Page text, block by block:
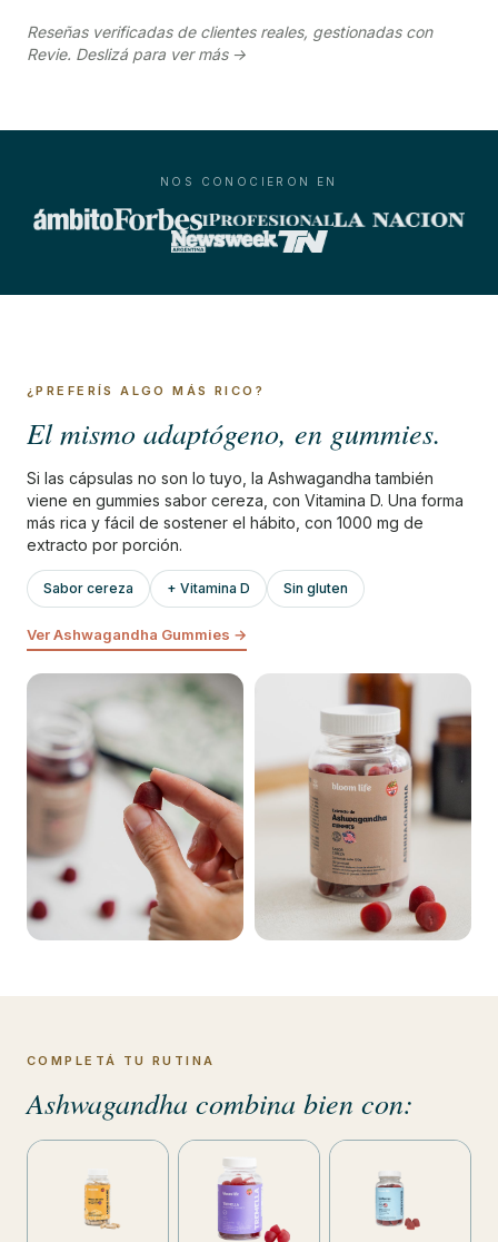
Reseñas verificadas de clientes reales, gestionadas con
Revie. Deslizá para ver más →
NOS CONOCIERON EN
¿PREFERÍS ALGO MÁS RICO?
El mismo adaptógeno, en gummies.
Si las cápsulas no son lo tuyo, la Ashwagandha también
viene en gummies sabor cereza, con Vitamina D. Una forma
más rica y fácil de sostener el hábito, con 1000 mg de
extracto por porción.
Sabor cereza + Vitamina D Sin gluten
Ver Ashwagandha Gummies →
COMPLETÁ TU RUTINA
Ashwagandha combina bien con: